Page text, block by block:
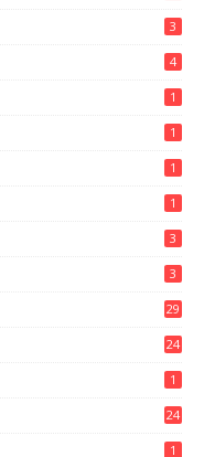
3
4
1
1
1
1
3
3
29
24
1
24
1